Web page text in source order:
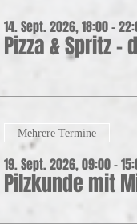
14. Sept. 2026, 18:00 –
Pizza & Spritz
Mehrere Termine
19. Sept. 2026, 09:00 –
Pilzkunde mit